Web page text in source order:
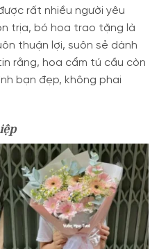
rất nhiều người yêu
trịa, bó hoa trao tặng là
thuận lợi, suôn sẻ dành
rằng, hoa cẩm tú cầu còn
bạn đẹp, không phai